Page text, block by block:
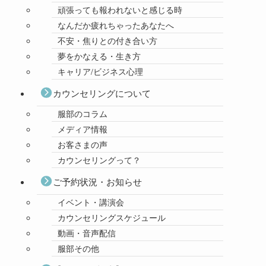
頑張っても報われないと感じる時
なんだか疲れちゃったあなたへ
不安・焦りとの付き合い方
夢をかなえる・生き方
キャリア/ビジネス心理
カウンセリングについて
服部のコラム
メディア情報
お客さまの声
カウンセリングって？
ご予約状況・お知らせ
イベント・講演会
カウンセリングスケジュール
動画・音声配信
服部その他